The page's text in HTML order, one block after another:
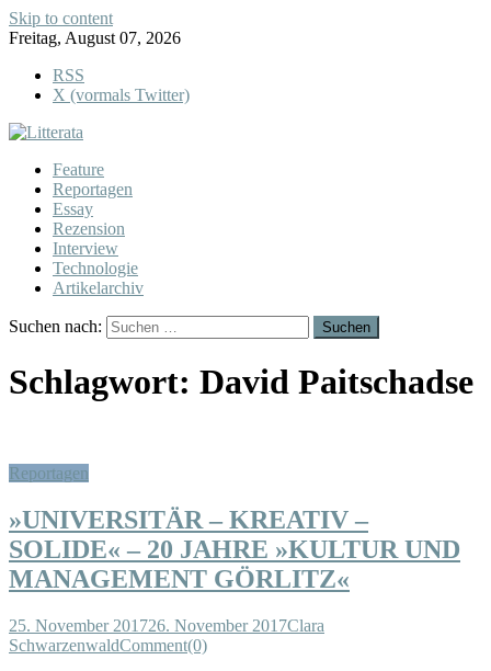
Skip to content
Freitag, August 07, 2026
RSS
X (vormals Twitter)
Feature
Reportagen
Essay
Rezension
Interview
Technologie
Artikelarchiv
Suchen nach:
Schlagwort: David Paitschadse
Reportagen
»UNIVERSITÄR – KREATIV –
SOLIDE« – 20 JAHRE »KULTUR UND
MANAGEMENT GÖRLITZ«
25. November 201726. November 2017Clara
SchwarzenwaldComment(0)